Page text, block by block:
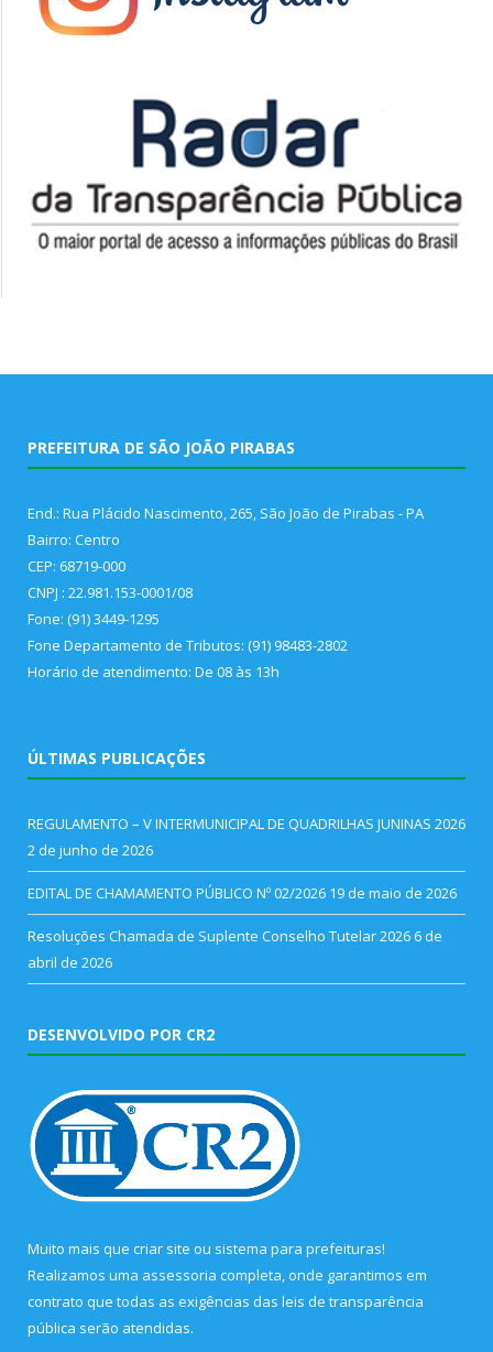
PREFEITURA DE SÃO JOÃO PIRABAS
End.: Rua Plácido Nascimento, 265, São João de Pirabas - PA
Bairro: Centro
CEP: 68719-000
CNPJ : 22.981.153-0001/08
Fone: (91) 3449-1295
Fone Departamento de Tributos: (91) 98483-2802
Horário de atendimento: De 08 às 13h
ÚLTIMAS PUBLICAÇÕES
REGULAMENTO – V INTERMUNICIPAL DE QUADRILHAS JUNINAS 2026
2 de junho de 2026
EDITAL DE CHAMAMENTO PÚBLICO Nº 02/2026 19 de maio de 2026
Resoluções Chamada de Suplente Conselho Tutelar 2026 6 de
abril de 2026
DESENVOLVIDO POR CR2
Muito mais que criar site ou sistema para prefeituras!
Realizamos uma assessoria completa, onde garantimos em
contrato que todas as exigências das leis de transparência
pública serão atendidas.